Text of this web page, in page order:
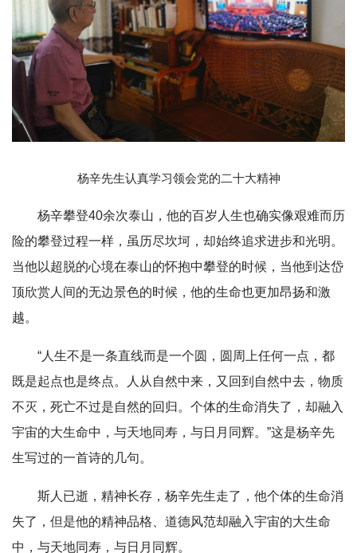
杨辛先生认真学习领会党的二十大精神
杨辛攀登40余次泰山，他的百岁人生也确实像艰难而历
险的攀登过程一样，虽历尽坎坷，却始终追求进步和光明。
当他以超脱的心境在泰山的怀抱中攀登的时候，当他到达岱
顶欣赏人间的无边景色的时候，他的生命也更加昂扬和激
越。
“人生不是一条直线而是一个圆，圆周上任何一点，都
既是起点也是终点。人从自然中来，又回到自然中去，物质
不灭，死亡不过是自然的回归。个体的生命消失了，却融入
宇宙的大生命中，与天地同寿，与日月同辉。”这是杨辛先
生写过的一首诗的几句。
斯人已逝，精神长存，杨辛先生走了，他个体的生命消
失了，但是他的精神品格、道德风范却融入宇宙的大生命
中，与天地同寿，与日月同辉。